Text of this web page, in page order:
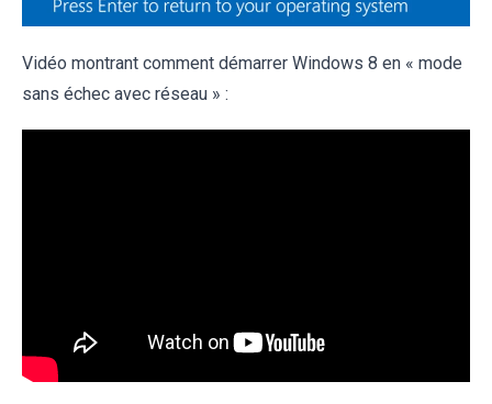
Vidéo montrant comment démarrer Windows 8 en « mode
sans échec avec réseau » :